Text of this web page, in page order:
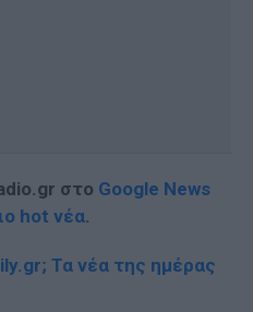
στο Google News
hot νέα.
Τα νέα της ημέρας